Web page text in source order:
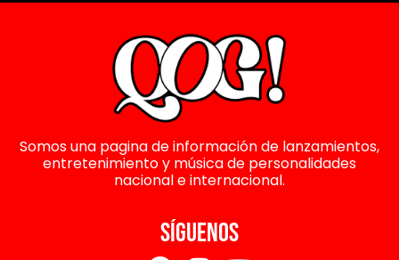
Somos una pagina de información de lanzamientos,
entretenimiento y música de personalidades
nacional e internacional.
SÍGUENOS